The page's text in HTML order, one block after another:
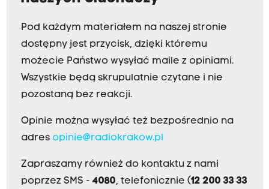
Pod każdym materiałem na naszej stronie
dostępny jest przycisk, dzięki któremu
możecie Państwo wysyłać maile z opiniami.
Wszystkie będą skrupulatnie czytane i nie
pozostaną bez reakcji.
Opinie można wysyłać też bezpośrednio na
adres opinie@radiokrakow.pl
Zapraszamy również do kontaktu z nami
poprzez SMS - 4080, telefonicznie (12 200 33 33